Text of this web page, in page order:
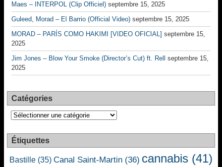
Maes – INTERPOL (Clip Officiel) septembre 15, 2025
Guleed, Morad – El Barrio (Official Video) septembre 15, 2025
MORAD – PARÍS COMO HAKIMI [VIDEO OFICIAL] septembre 15,
2025
Jim Jones – Blow Your Smoke (Director’s Cut) ft. Rell
septembre 15,
2025
Catégories
Catégories
Étiquettes
Bastille (35) Canal Saint-Martin (36) cannabis (41)